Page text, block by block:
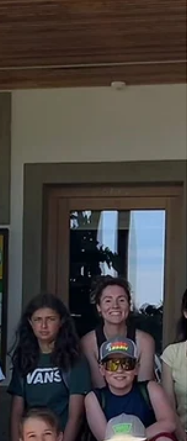
späten Nachmittag die Schlafsäcke ausgerollt
wurden und die Kinder sich für einen Abend